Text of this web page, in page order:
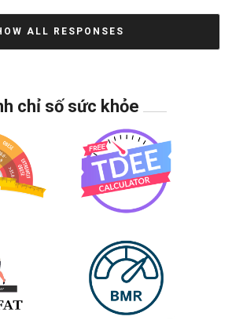
ALL RESPONSES
chỉ số sức khỏe